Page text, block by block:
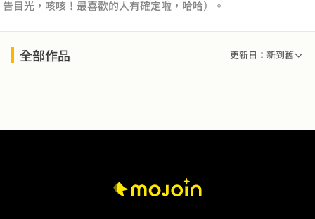
告目光，咳咳！最喜歡的人有確定啦，哈哈）。
全部作品 更新日：新到舊